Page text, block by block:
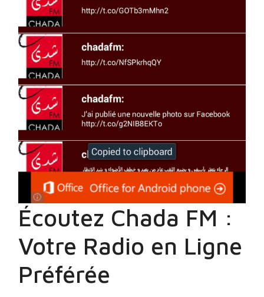
Écoutez Chada FM :
Votre Radio en Ligne
Préférée